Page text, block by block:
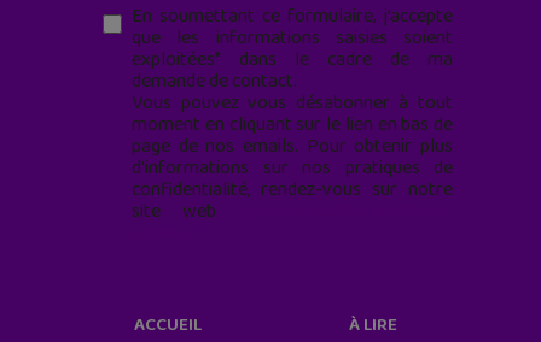
En soumettant ce formulaire, j’accepte
que les informations saisies soient
exploitées* dans le cadre de ma
demande de contact.
Vous pouvez vous désabonner à tout
moment en cliquant sur le lien en bas de
page de nos emails. Pour obtenir plus
d'informations sur nos pratiques de
confidentialité, rendez-vous sur notre
site web
ACCUEIL
À LIRE